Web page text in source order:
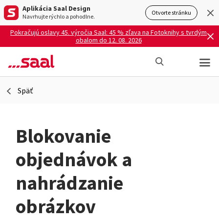
Aplikácia Saal Design
Navrhujte rýchlo a pohodlne. Otvorte stránku
Pokračujú oslavy 45. výročia Saal: 45 % zľava na Fotoknihy s tvrdým
obalom do 12. 08. 2026
Späť
Blokovanie
objednávok a
nahrádzanie
obrázkov